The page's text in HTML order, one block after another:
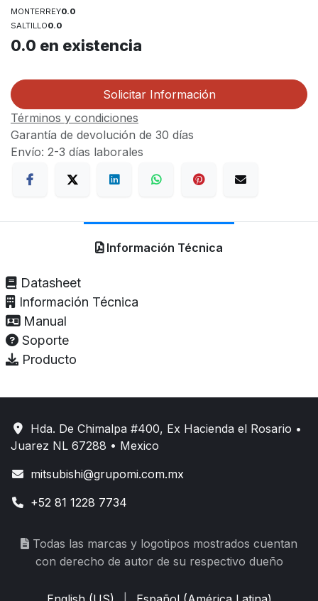
MONTERREY0.0
SALTILLO0.0
0.0 en existencia
Solicitar Información
Términos y condiciones
Garantía de devolución de 30 días
Envío: 2-3 días laborales
Información Técnica
Datasheet
Información Técnica
Manual
Soporte
Producto
Hda. De Chimalpa #400, Ex Hacienda el Rosario •
Juarez NL 67288 • Mexico
mitsubishi@grupomi.com.mx
+52 81 1228 7734
Todas las marcas y logotipos mostrados cuentan
con derecho de autor de su respectivo dueño